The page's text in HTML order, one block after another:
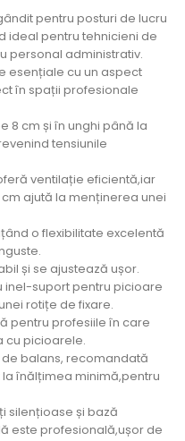
pentru posturi de lucru
ideal pentru tehnicieni de
personal administrativ.
esențiale cu un aspect
în spații profesionale
8 cm și în unghi până la
tensiunile
ventilație eficientă,iar
ajută la menținerea unei
o flexibilitate excelentă
și se ajustează ușor.
inel-suport pentru picioare
rotițe de fixare.
pentru profesiile în care
cu picioarele.
balans, recomandată
înălțimea minimă,pentru
silențioase și bază
este profesională,ușor de